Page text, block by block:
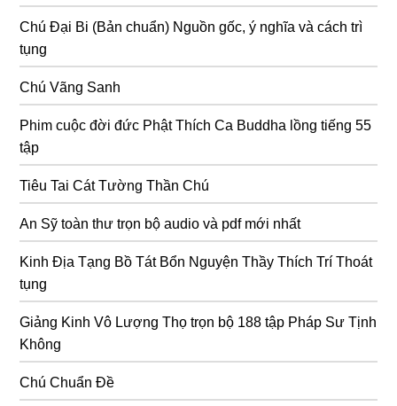
Chú Đại Bi (Bản chuẩn) Nguồn gốc, ý nghĩa và cách trì
tụng
Chú Vãng Sanh
Phim cuộc đời đức Phật Thích Ca Buddha lồng tiếng 55
tập
Tiêu Tai Cát Tường Thần Chú
An Sỹ toàn thư trọn bộ audio và pdf mới nhất
Kinh Địa Tạng Bồ Tát Bổn Nguyện Thầy Thích Trí Thoát
tụng
Giảng Kinh Vô Lượng Thọ trọn bộ 188 tập Pháp Sư Tịnh
Không
Chú Chuẩn Đề